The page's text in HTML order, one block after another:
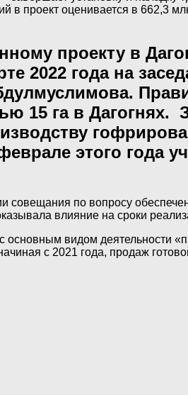
в проект оценивается в 662,3
проекту в
2022 года на
15 га в Дагогнях.
этого года
по вопросу
влияние на сроки
видом деятельности
с 2021 года, продаж